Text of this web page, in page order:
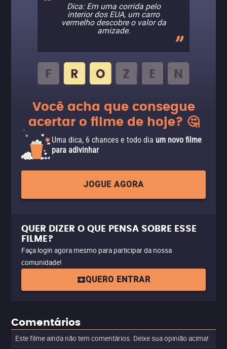
Dica: Em uma corrida pelo
interior dos EUA, um carro
vermelho descobre o valor da
amizade.
Você acha que consegue
acertar o filme de hoje? 🤔
Uma dica, 6 chances e todo dia um novo filme
para adivinhar
JOGUE AGORA
QUER DIZER O QUE PENSA SOBRE ESSE
FILME?
Faça login agora mesmo para participar da nossa
comunidade!
QUERO ENTRAR
Comentários
Este filme ainda não tem comentários. Deixe sua opinião acima!